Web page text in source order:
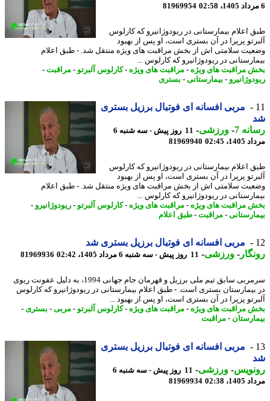
81969954
اعلام بیمارستانی در ریودوژانیرو که کارلوس
پرپرا در آن بستری است، او پس از بهبود
سلامتی اش از بخش مراقبت های ویژه منتقل شد. - طبق اعلام
در ریودوژانیرو که کارلوس ...
مراقبت های ویژه -مراقبت های ویژه -کارلوس آلبرتو- مراقبت -
-بیمارستانی-بستری
مربی افسانه ای فوتبال برزیل بستری
7
-ورزشی-
11 روز پیش - سه شنبه 6
02:45
81969940
اعلام بیمارستانی در ریودوژانیرو که کارلوس
پرپرا در آن بستری است، او پس از بهبود
سلامتی اش از بخش مراقبت های ویژه منتقل شد. - طبق اعلام
در ریودوژانیرو که کارلوس ...
مراقبت های ویژه -مراقبت های ویژه -کارلوس آلبرتو- ریودوژانیرو -
-مراقبت -طبق اعلام
مربی افسانه ای فوتبال برزیل بستری شد
-ورزشی-11 روز پیش - سه شنبه 6 مرداد 1405، 02:42 81969936
سرمربی سابق تیم ملی برزیل و قهرمان جام جهانی 1994، به دلیل عفونت ریوی
بستری است. - طبق اعلام بیمارستانی در ریودوژانیرو که کارلوس
پرپرا در آن بستری است، او پس از بهبود ...
مراقبت های ویژه -مراقبت های ویژه -کارلوس آلبرتو- مربی- بستری-
-مراقبت
مربی افسانه ای فوتبال برزیل بستری
-ورزشی-
11 روز پیش - سه شنبه 6
02:38
81969934